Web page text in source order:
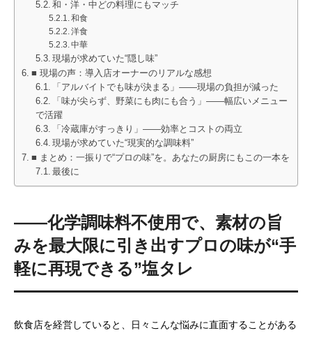
和・洋・中どの料理にもマッチ
和食
洋食
中華
現場が求めていた“隠し味”
■ 現場の声：導入店オーナーのリアルな感想
「アルバイトでも味が決まる」――現場の負担が減った
「味が尖らず、野菜にも肉にも合う」――幅広いメニュー
で活躍
「冷蔵庫がすっきり」――効率とコストの両立
現場が求めていた“現実的な調味料”
■ まとめ：一振りで“プロの味”を。あなたの厨房にもこの一本を
最後に
――化学調味料不使用で、素材の旨
みを最大限に引き出すプロの味が“手
軽に再現できる”塩タレ
飲食店を経営していると、日々こんな悩みに直面することがある